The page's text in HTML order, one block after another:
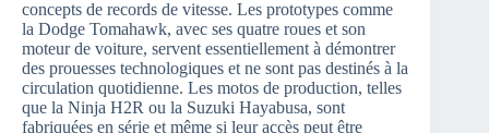
concepts de records de vitesse. Les prototypes comme
la Dodge Tomahawk, avec ses quatre roues et son
moteur de voiture, servent essentiellement à démontrer
des prouesses technologiques et ne sont pas destinés à la
circulation quotidienne. Les motos de production, telles
que la Ninja H2R ou la Suzuki Hayabusa, sont
fabriquées en série et même si leur accès peut être